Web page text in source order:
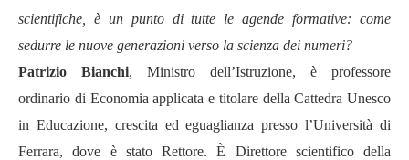
scientifiche, è un punto di tutte le agende formative: come
sedurre le nuove generazioni verso la scienza dei numeri?
Patrizio Bianchi, Ministro dell’Istruzione, è professore
ordinario di Economia applicata e titolare della Cattedra Unesco
in Educazione, crescita ed eguaglianza presso l’Universitàdi
Ferrara, dove è stato Rettore. È Direttore scientifico della